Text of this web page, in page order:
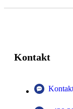
Kontakt